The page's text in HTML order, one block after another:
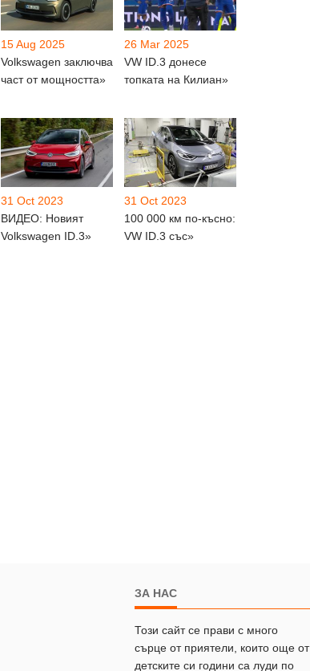
15 Aug 2025
Volkswagen заключва
част от мощността»
26 Mar 2025
VW ID.3 донесе
топката на Килиан»
31 Oct 2023
ВИДЕО: Новият
Volkswagen ID.3»
31 Oct 2023
100 000 км по-късно:
VW ID.3 със»
ЗА НАС
Този сайт се прави с много
сърце от приятели, които още от
детските си години са луди по